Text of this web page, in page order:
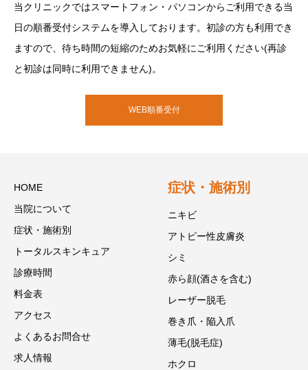
当クリニックではスマートフォン・パソコンからご利用できる当
日の順番受付システムを導入しております。初診の方も利用でき
ますので、待ち時間の短縮のためお気軽にご利用ください(再診
と初診は同時に利用できません)。
WEB順番受付
HOME
当院について
症状・施術別
トータルスキンキュア
診療時間
料金表
アクセス
よくあるお問合せ
求人情報
症状・施術別
ニキビ
アトピー性皮膚炎
シミ
赤ら顔(酒さを含む)
レーザー脱毛
巻き爪・陥入爪
薄毛(脱毛症)
ホクロ